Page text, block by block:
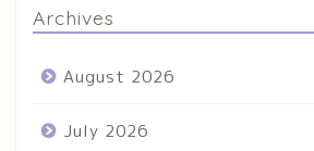
Archives
August 2026
July 2026